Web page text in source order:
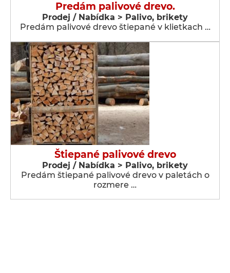
Predám palivové drevo.
Prodej / Nabídka > Palivo, brikety
Predám palivové drevo štiepané v klietkach …
Štiepané palivové drevo
Prodej / Nabídka > Palivo, brikety
Predám štiepané palivové drevo v paletách o
rozmere …